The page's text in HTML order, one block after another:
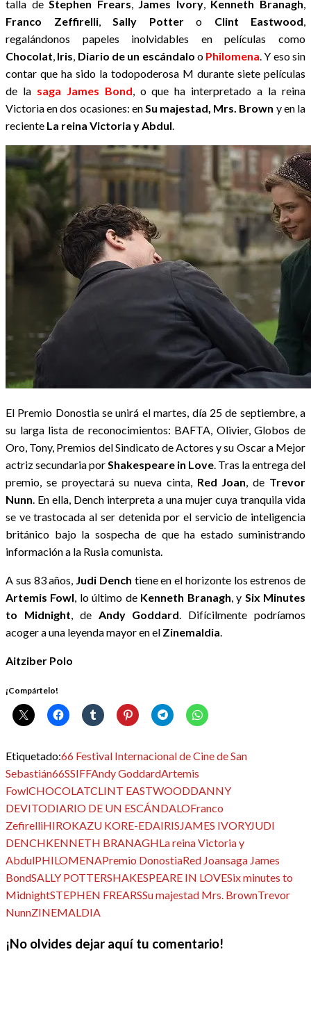
talla deStephen Frears, James Ivory, Kenneth Branagh,
Franco Zeffirelli, Sally Pottero Clint Eastwood,
regalándonos papeles inolvidables en películas como
Chocolat, Iris, Diario de un escándalo o Philomena. Y eso sin
contar que ha sido la todopoderosa M durante siete películas
de la saga James Bond, o que ha interpretado a la reina
Victoria en dos ocasiones: enSu majestad, Mrs. Brown y en la
reciente La reina Victoria y Abdul.
El Premio Donostia se unirá el martes, día 25 de septiembre, a
su larga lista de reconocimientos: BAFTA, Olivier, Globos de
Oro, Tony, Premios del Sindicato de Actores y su Oscar a Mejor
actriz secundaria porShakespeare in Love. Tras la entrega del
premio, se proyectará su nueva cinta, Red Joan, de Trevor
Nunn. En ella, Dench interpreta a una mujer cuya tranquila vida
se ve trastocada al ser detenida por el servicio de inteligencia
británico bajo la sospecha de que ha estado suministrando
información a la Rusia comunista.
A sus 83 años, Judi Dench tiene en el horizonte los estrenos de
Artemis Fowl, lo último de Kenneth Branagh, y Six Minutes
to Midnight, de Andy Goddard. Difícilmente podríamos
acoger a una leyenda mayor en el Zinemaldia.
Aitziber Polo
¡Compártelo!
Etiquetado:66 Festival Internacional de Cine de San
Sebastián66SSIFFAndy GoddardArtemis
FowlCHOCOLATCLINT EASTWOODDANNY
DEVITODIARIO DE UN ESCÁNDALOFranco
ZefirelliHIROKAZU KORE-EDAIRISJAMES IVORYJUDI
DENCHKENNETH BRANAGHLa reina Victoria y
AbdulPHILOMENAPremio DonostiaRed Joansaga James
BondSALLY POTTERSHAKESPEARE IN LOVESix minutes to
MidnightSTEPHEN FREARSSu majestad Mrs. BrownTrevor
NunnZINEMALDIA
¡No olvides dejar aquí tu comentario!